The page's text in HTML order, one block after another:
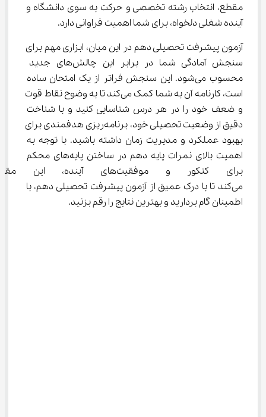
مقطع، انتخاب رشته تخصصی و حرکت به سوی دانشگاه و
آینده شغلی دلخواه، برای شما اهمیت فراوانی دارد.
آزمون پیشرفت تحصیلی دهم در این میان، ابزاری مهم برای
سنجش آمادگی شما در برابر این چالش‌های جدید
محسوب می‌شود. این سنجش فراتر از یک امتحان ساده
است، کارنامه آن به شما کمک می‌کند تا به وضوح نقاط قوت
و ضعف خود را در هر درس شناسایی کنید و با شناخت
دقیق از وضعیت تحصیلی خود، برنامه‌ریزی هدفمندی برای
بهبود عملکرد و مدیریت زمان داشته باشید. با توجه به
اهمیت بالای نمرات پایه دهم در ساختن پایه‌های محکم
برای کنکور و موفقیت‌های
می‌کند تا با درک عمیق از آزمون پیشرفت تحصیلی دهم، با
اطمینان گام بردارید و بهترین نتایج را رقم بزنید.